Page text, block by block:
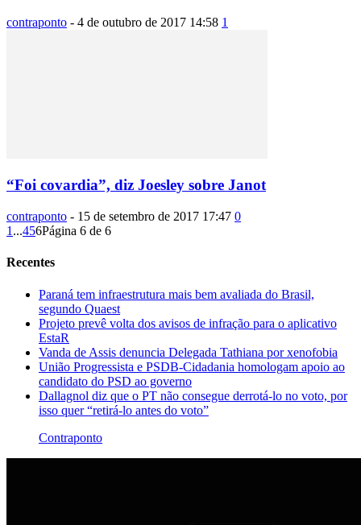
contraponto - 4 de outubro de 2017 14:58 1
“Foi covardia”, diz Joesley sobre Janot
contraponto - 15 de setembro de 2017 17:47 0
1 ...456Página 6 de 6
Recentes
Paraná tem infraestrutura mais bem avaliada do Brasil,
segundo Quaest
Projeto prevê volta dos avisos de infração para o aplicativo
EstaR
Vanda de Assis denuncia Delegada Tathiana por xenofobia
União Progressista e PSDB-Cidadania homologam apoio ao
candidato do PSD ao governo
Dallagnol diz que o PT não consegue derrotá-lo no voto, por
isso quer “retirá-lo antes do voto”
Contraponto